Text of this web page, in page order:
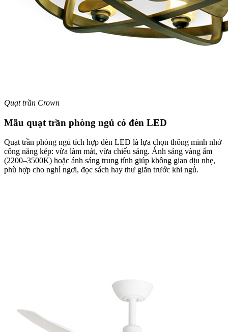
Quạt trần Crown
Mẫu quạt trần phòng ngủ có đèn LED
Quạt trần phòng ngủ tích hợp đèn LED là lựa chọn thông minh nhờ
công năng kép: vừa làm mát, vừa chiếu sáng. Ánh sáng vàng ấm
(2200–3500K) hoặc ánh sáng trung tính giúp không gian dịu nhẹ,
phù hợp cho nghỉ ngơi, đọc sách hay thư giãn trước khi ngủ.